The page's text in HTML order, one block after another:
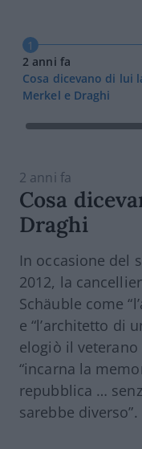
1
2 anni fa
Cosa dicevano di lui
Merkel e Draghi
2 anni fa
Cosa
Draghi
In occasione del
2012, la
Schäuble come
e “l’architetto di
elogiò il
“incarna la
repubblica …
sarebbe diverso”.